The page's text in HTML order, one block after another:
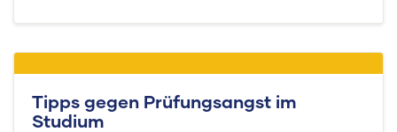
Tipps gegen Prüfungsangst im
Studium